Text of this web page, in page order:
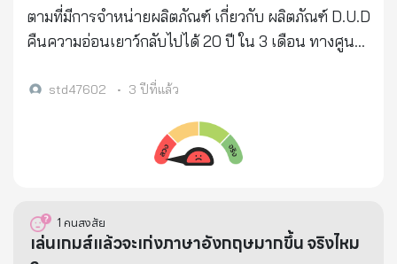
ทะลุหน้าอก...เลือดแดงฉาน..เต็มตัว... > คุณพงษ์เทพ
เห็นแล้ว...ต้องเบือนหน้าหนี... > ลิงที่ตกลงมาเป็นลิงแม่
น้อย...กำลังดูดนมอย่างมีความสุข... > ทันทีที่ถูกยิง..ถ้า
นี้...ยังหล่นไม่ได้...ยังตายไม่ได้.. > เพราะเธอยังมีภารกิจ
ใหญ่หลวงที่ต้องทำ...คือ... > รักษาชีวิตลูกน้อย...ให้พ้น
ขาดใจ... > มองดูเลือดที่ไหลหยดเป็นทาง ด้วยความ
ตกใจ... > พยายามรวบรวมพละกำลังที่ยังพอมี! เหลือ
ทั้งหมด... > ตะโกนสุดเสียง...ร้องเรียก.ฝูงลิงเข้ามาใกล้ ๆ..
รักษามะเร็งในวงการแพทย์ น้ำมะนาวแช่แข็งมีแค่
วิตามินซี เหมือนกับมะเขือเทศที่ต้องปรุงสุกถึงจะมีไลโค
พิสูจน์ว่าสามารถรักษามะเร็งทุกประเภทได้ 🍋 การใช้
เท่านั้น ไม่ส่งผลกระทบต่อเซลล์ที่มีสุขภาพดี 🍋 นอกจาก
นี้... กรดมะนาวและฟลาโวนอยด์ในน้ำมะนาว สามารถ
เลือดดำลึก ปรับการไหลเวียนของเลือด ลดการเกิดลิ่ม
เลือด อ่านเสร็จแล้ว บอกคนอื่น ครอบครัว เพื่อน ส่งต่อ
ตามที่มีการจำหน่ายผลิตภัณฑ์ เกี่ยวกับ ผลิตภัณฑ์ D.U.D
คืนความอ่อนเยาว์กลับไปได้ 20 ปี ใน 3 เดือน ทางศูนย์
สำนักงานคณะกรรมการอาหารและยา (อย.) กระทรวง
กรณีผลิตภัณฑ์ D.U.D ที่ใช้ข้อความโฆษณาแสดง
สรรพคุณของผลิตภัณฑ์ว่าสามารถคืนความอ่อนเยาว์
กรรมการอาหารและยา (อย.) ได้ตรวจสอบผลิตภัณฑ์ดัง
กล่าวและชี้แจงว่า ผลิตภัณฑ์ D.U.D จดแจ้งเป็นเครื่อง
std47602 • 3 ปีที่แล้ว
1 คนสงสัย
เล่นเกมส์แล้วจะเก่งภาษาอังกฤษมากขึ้น จริงไหม